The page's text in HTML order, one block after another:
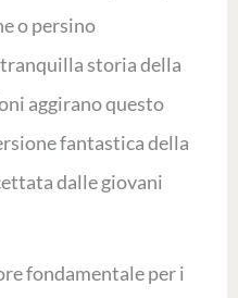
o persino
storia della
aggirano questo
fantastica della
dalle giovani
fondamentale per i